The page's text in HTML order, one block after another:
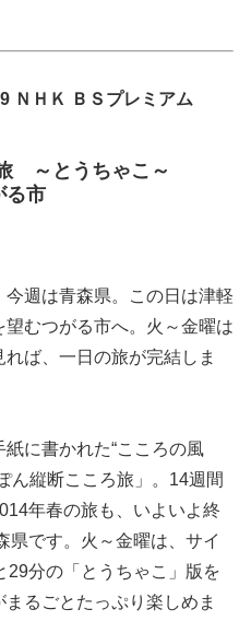
ＮＨＫ ＢＳプレミアム
～とうちゃこ～
市
週は青森県。この日は津軽
むつがる市へ。火～金曜は
ば、一日の旅が完結しま
に書かれた“こころの風
ん縦断こころ旅」。14週間
年春の旅も、いよいよ終
県です。火～金曜は、サイ
29分の「とうちゃこ」版を
るごとたっぷり楽しめま